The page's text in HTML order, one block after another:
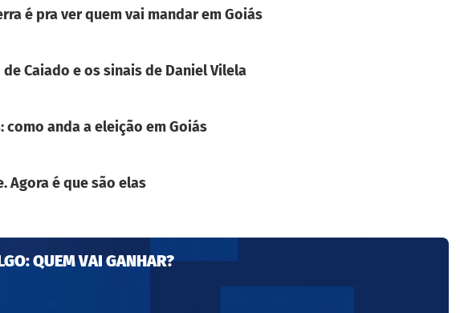
é pra ver quem vai mandar em Goiás
Caiado e os sinais de Daniel Vilela
como anda a eleição em Goiás
Agora é que são elas
QUEM VAI GANHAR?